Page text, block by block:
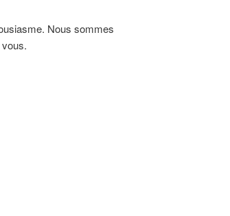
Nous sommes